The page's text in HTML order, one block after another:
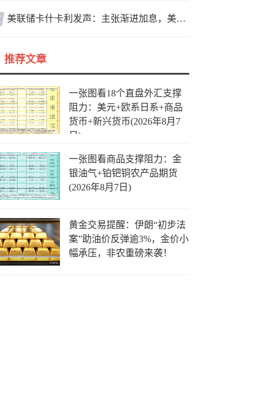
美联储卡什卡利发声：主张渐进加息，美联储内部政策分歧
推荐文章
一张图看18个直盘外汇支撑
阻力：美元+欧系日系+商品
货币+新兴货币(2026年8月7
日)
一张图看商品支撑阻力：金
银油气+铂钯铜农产品期货
(2026年8月7日)
黄金交易提醒：伊朗“初步法
案”助油价反弹逾3%，金价小
幅承压，非农重磅来袭！